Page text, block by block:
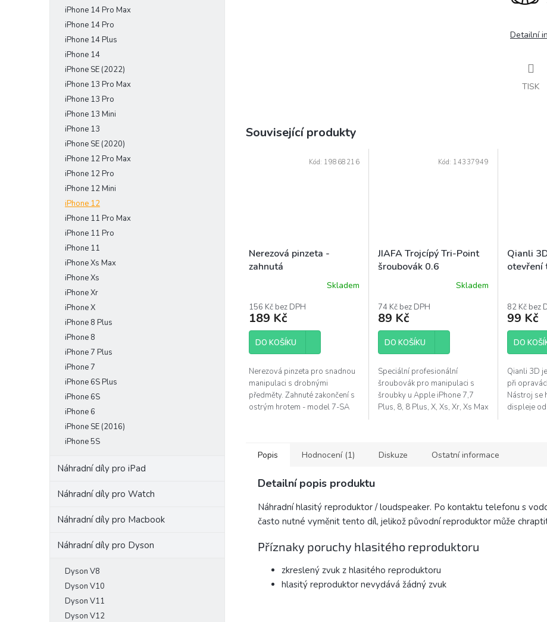
iPhone 14 Pro Max
iPhone 14 Pro
iPhone 14 Plus
iPhone 14
iPhone SE (2022)
iPhone 13 Pro Max
iPhone 13 Pro
iPhone 13 Mini
iPhone 13
iPhone SE (2020)
iPhone 12 Pro Max
iPhone 12 Pro
iPhone 12 Mini
iPhone 12
iPhone 11 Pro Max
iPhone 11 Pro
iPhone 11
iPhone Xs Max
iPhone Xs
iPhone Xr
iPhone X
iPhone 8 Plus
iPhone 8
iPhone 7 Plus
iPhone 7
iPhone 6S Plus
iPhone 6S
iPhone 6
iPhone SE (2016)
iPhone 5S
Náhradní díly pro iPad
Náhradní díly pro Watch
Náhradní díly pro Macbook
Náhradní díly pro Dyson
Dyson V8
Dyson V10
Dyson V11
Dyson V12
Detailní
TISK
Související produkty
Nerezová pinzeta -
zahnutá
produktu
je
5,0
5
hvězdiček.
Skladem
156 Kč bez DPH
189 Kč
DO KOŠÍKU
Nerezová pinzeta pro snadnou
manipulaci s drobnými
předměty. Zahnuté zakončení s
ostrým hrotem - model 7-SA
Kód: 19868216
JIAFA Trojcípý Tri-Point
šroubovák 0.6
produktu
je
4,1
5
hvězdiček.
Skladem
74 Kč bez DPH
89 Kč
DO KOŠÍKU
Speciální profesionální
šroubovák pro manipulaci s
šroubky u Apple iPhone 7,7
Plus, 8, 8 Plus, X, Xs, Xr, Xs Max
Kód: 14337949
Qianli
otevření
82 Kč bez
99 Kč
DO
Qianli 3D
při
Nástroj se
displeje
Popis Hodnocení (1) Diskuze Ostatní informace
Detailní popis produktu
Náhradní hlasitý reproduktor / loudspeaker. Po kontaktu telefonu s
často nutné vyměnit tento díl, jelikož původní reproduktor může
Příznaky poruchy hlasitého reproduktoru
zkreslený zvuk z hlasitého reproduktoru
hlasitý reproduktor nevydává žádný zvuk